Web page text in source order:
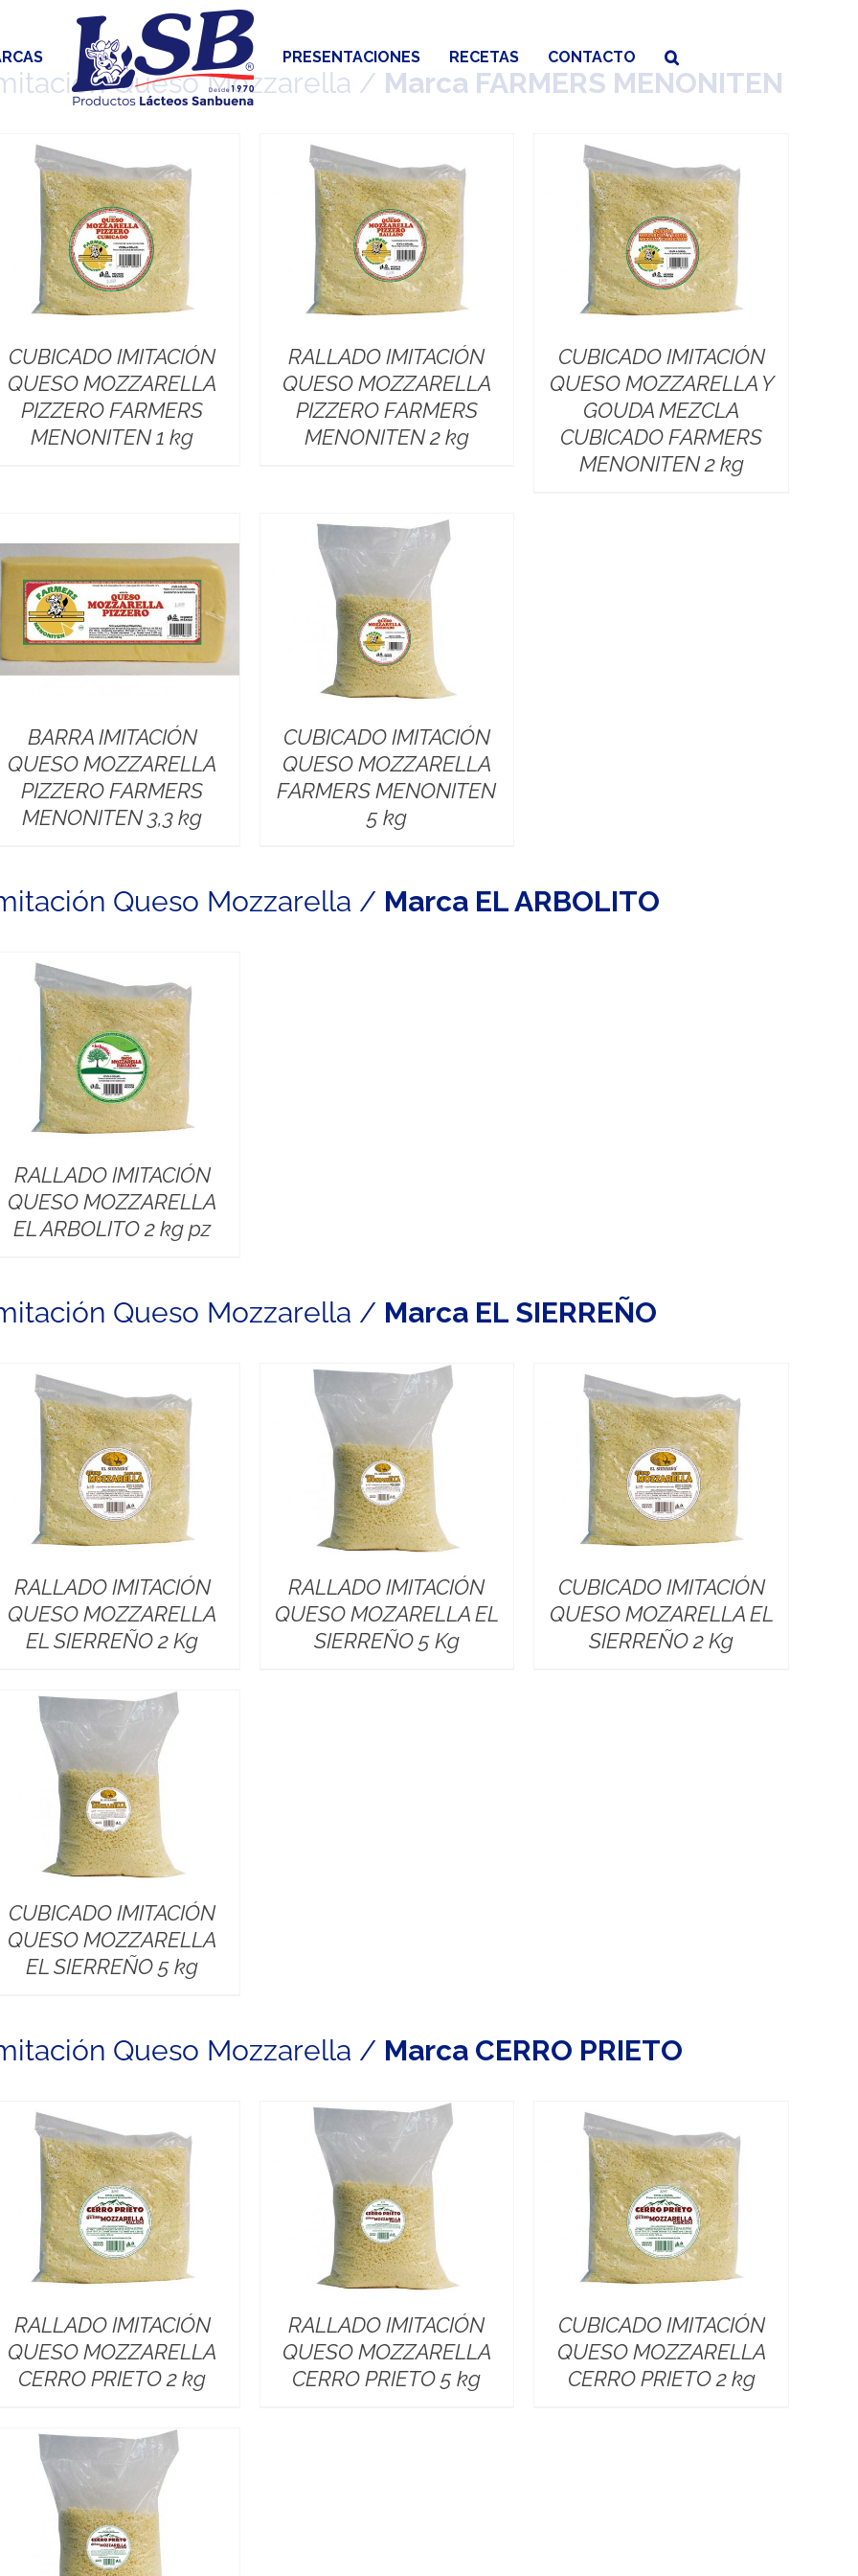
PRESENTACIONES RECETAS CONTACTO
Queso Mozzarella / Marca FARMERS MENONITEN
CUBICADO IMITACIÓN
QUESO MOZZARELLA
PIZZERO FARMERS
MENONITEN 1 kg
RALLADO IMITACIÓN
QUESO MOZZARELLA
PIZZERO FARMERS
MENONITEN 2 kg
CUBICADO IMITACIÓN
QUESO MOZZARELLA Y
GOUDA MEZCLA
CUBICADO FARMERS
MENONITEN 2 kg
BARRA IMITACIÓN
QUESO MOZZARELLA
PIZZERO FARMERS
MENONITEN 3,3 kg
CUBICADO IMITACIÓN
QUESO MOZZARELLA
FARMERS MENONITEN
5 kg
Queso Mozzarella / Marca EL ARBOLITO
RALLADO IMITACIÓN
QUESO MOZZARELLA
EL ARBOLITO 2 kg pz
Queso Mozzarella / Marca EL SIERREÑO
RALLADO IMITACIÓN
QUESO MOZZARELLA
EL SIERREÑO 2 Kg
RALLADO IMITACIÓN
QUESO MOZARELLA EL
SIERREÑO 5 Kg
CUBICADO IMITACIÓN
QUESO MOZARELLA EL
SIERREÑO 2 Kg
CUBICADO IMITACIÓN
QUESO MOZZARELLA
EL SIERREÑO 5 kg
Queso Mozzarella / Marca CERRO PRIETO
RALLADO IMITACIÓN
QUESO MOZZARELLA
CERRO PRIETO 2 kg
RALLADO IMITACIÓN
QUESO MOZZARELLA
CERRO PRIETO 5 kg
CUBICADO IMITACIÓN
QUESO MOZZARELLA
CERRO PRIETO 2 kg